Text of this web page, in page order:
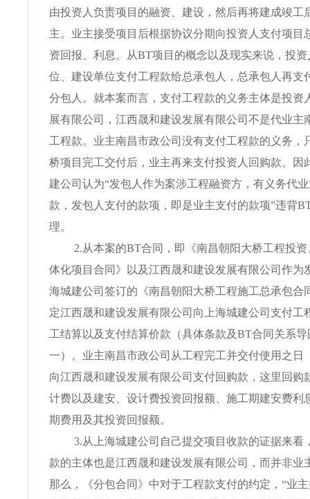
由投资人负责项目的融资、建设，然后再将建成竣工
主。业主接受项目后根据协议分期向投资人支付项目
资回报、利息。从BT项目的概念以及现实来说，投
位、建设单位支付工程款给总承包人，总承包人再支
分包人。就本案而言，支付工程款的义务主体是投资
展有限公司，江西晟和建设发展有限公司不是代业主
工程款。业主南昌市政公司没有支付工程款的义务，
桥项目完工交付后，业主再来支付投资人回购款。因
建公司认为“发包人作为案涉工程融资方，有义务代
款，发包人支付的款项，即是业主支付的款项”违背
理。
2.从本案的BT合同，即《南昌朝阳大桥工程投
体化项目合同》以及江西晟和建设发展有限公司作为
海城建公司签订的《南昌朝阳大桥工程施工总承包合
定江西晟和建设发展有限公司向上海城建公司支付工
工结算以及支付结算价款（具体条款及BT合同关系
一）。业主南昌市政公司从工程完工并交付使用之日
向江西晟和建设发展有限公司支付回购款，这里回购
计费以及建安、设计费投资回报额、施工期建安费利
期费用及其投资回报额。
3.从上海城建公司自己提交项目收款的证据来看
款的主体也是江西晟和建设发展有限公司，而并非业
那么，《分包合同》中对于工程款支付的约定，“业